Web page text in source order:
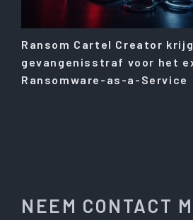
Ransom Cartel Creator
gevangenisstraf voor het
Ransomware-as-a-Service
NEEM CONTACT